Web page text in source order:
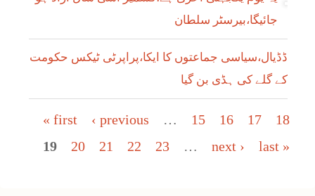
جائیگا،بیرسٹر سلطان
ڈڈیال،سیاسی جماعتوں کا ایکا،پراپرٹی ٹیکس حکومت
کے گلے کی ہڈی بن گیا
Pages
« first ‹ previous … 15 16 17
18
19
20 21 22 23 … next › last »